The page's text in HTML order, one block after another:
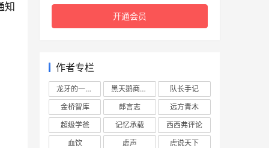
知
开通会员
作者专栏
龙牙的一座山 黑天鹅商业情报站
队长手记
金桥智库
郎言志
远方青木
超级学爸
记忆承载
西西弗评论
血饮
虚声
虎说天下